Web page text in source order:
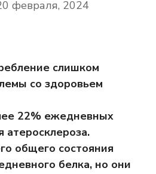
февраля, 2024
слишком
со здоровьем
22% ежедневных
атеросклероза.
общего состояния
белка, но они